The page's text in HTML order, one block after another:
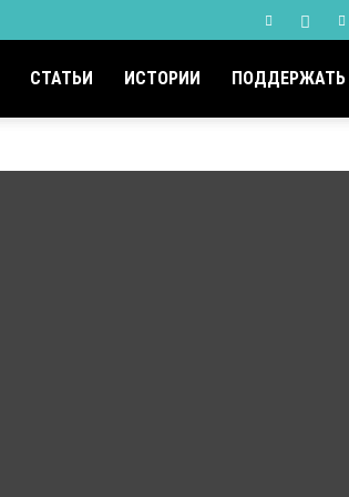
СТАТЬИ ИСТОРИИ ПОДДЕРЖАТЬ